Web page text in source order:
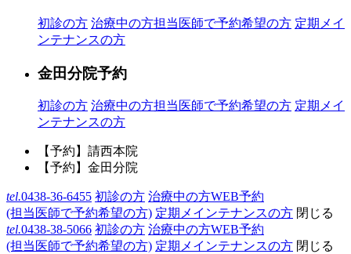
初診の方 治療中の方担当医師で予約希望の方 定期メイ
ンテナンスの方
金田分院予約
初診の方 治療中の方担当医師で予約希望の方 定期メイ
ンテナンスの方
【予約】請西本院
【予約】金田分院
tel.0438-36-6455 初診の方 治療中の方WEB予約
(担当医師で予約希望の方) 定期メインテナンスの方 閉じる
tel.0438-38-5066 初診の方 治療中の方WEB予約
(担当医師で予約希望の方) 定期メインテナンスの方 閉じる